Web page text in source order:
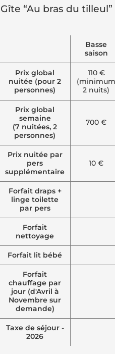
Gîte “Au bras du
Basse
saison
Prix global
nuitée (pour 2
personnes)
110 €
(minimum
2 nuits)
Prix global
semaine
(7 nuitées, 2
personnes)
700 €
Prix nuitée par
pers
supplémentaire
10 €
Forfait draps +
linge toilette
par pers
Forfait
nettoyage
Forfait lit bébé
Forfait
chauffage par
jour (d'Avril à
Novembre sur
demande)
Taxe de séjour -
2026